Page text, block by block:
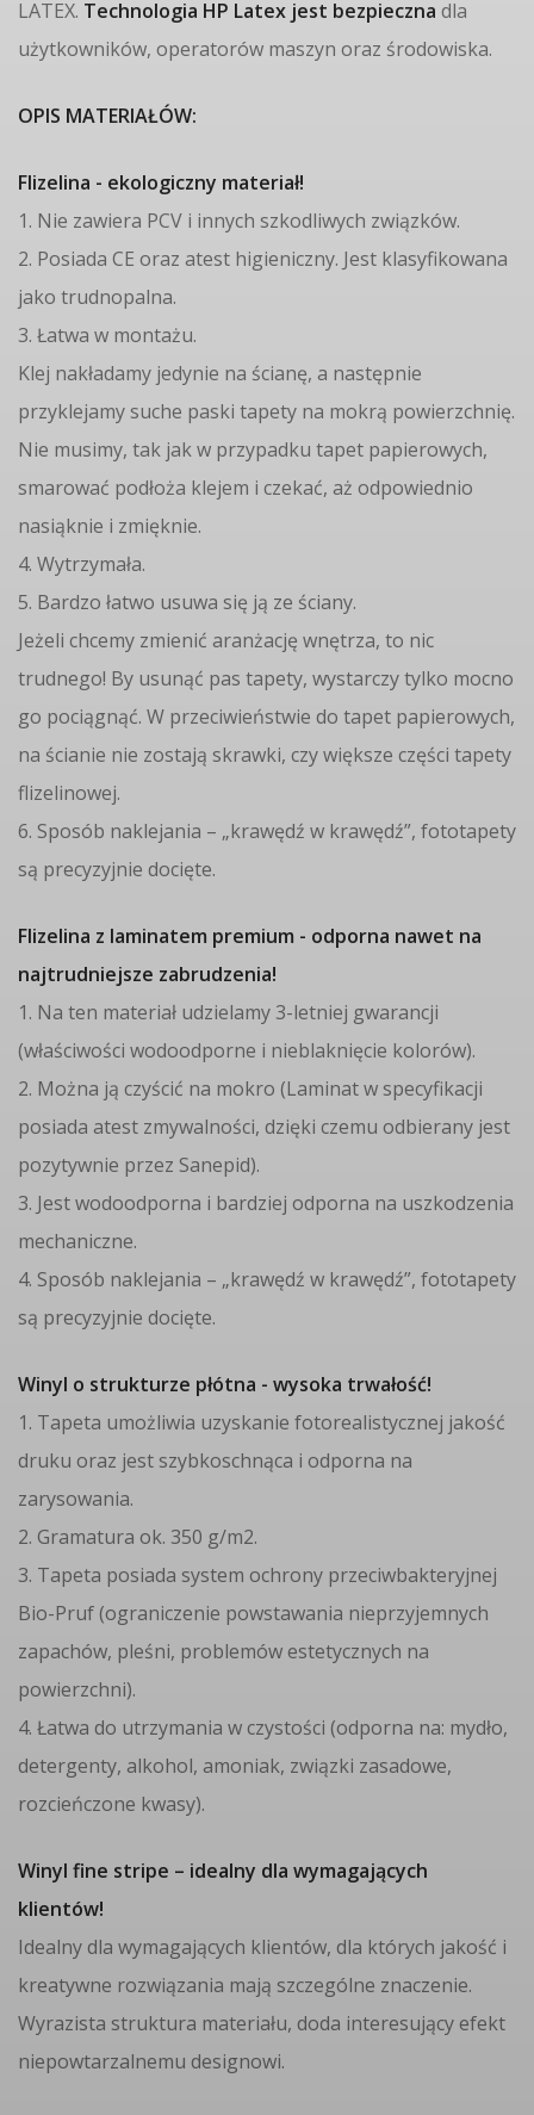
LATEX. Technologia HP Latex jest bezpieczna dla
użytkowników, operatorów maszyn oraz środowiska.
OPIS MATERIAŁÓW:
Flizelina - ekologiczny materiał!
1. Nie zawiera PCV i innych szkodliwych związków.
2. Posiada CE oraz atest higieniczny. Jest klasyfikowana
jako trudnopalna.
3. Łatwa w montażu.
Klej nakładamy jedynie na ścianę, a następnie
przyklejamy suche paski tapety na mokrą powierzchnię.
Nie musimy, tak jak w przypadku tapet papierowych,
smarować podłoża klejem i czekać, aż odpowiednio
nasiąknie i zmięknie.
4. Wytrzymała.
5. Bardzo łatwo usuwa się ją ze ściany.
Jeżeli chcemy zmienić aranżację wnętrza, to nic
trudnego! By usunąć pas tapety, wystarczy tylko mocno
go pociągnąć. W przeciwieństwie do tapet papierowych,
na ścianie nie zostają skrawki, czy większe części tapety
flizelinowej.
6. Sposób naklejania – „krawędź w krawędź”, fototapety
są precyzyjnie docięte.
Flizelina z laminatem premium - odporna nawet na
najtrudniejsze zabrudzenia!
1. Na ten materiał udzielamy 3-letniej gwarancji
(właściwości wodoodporne i nieblaknięcie kolorów).
2. Można ją czyścić na mokro (Laminat w specyfikacji
posiada atest zmywalności, dzięki czemu odbierany jest
pozytywnie przez Sanepid).
3. Jest wodoodporna i bardziej odporna na uszkodzenia
mechaniczne.
4. Sposób naklejania – „krawędź w krawędź”, fototapety
są precyzyjnie docięte.
Winyl o strukturze płótna - wysoka trwałość!
1. Tapeta umożliwia uzyskanie fotorealistycznej jakość
druku oraz jest szybkoschnąca i odporna na
zarysowania.
2. Gramatura ok. 350 g/m2.
3. Tapeta posiada system ochrony przeciwbakteryjnej
Bio-Pruf (ograniczenie powstawania nieprzyjemnych
zapachów, pleśni, problemów estetycznych na
powierzchni).
4. Łatwa do utrzymania w czystości (odporna na: mydło,
detergenty, alkohol, amoniak, związki zasadowe,
rozcieńczone kwasy).
Winyl fine stripe – idealny dla wymagających
klientów!
Idealny dla wymagających klientów, dla których jakość i
kreatywne rozwiązania mają szczególne znaczenie.
Wyrazista struktura materiału, doda interesujący efekt
niepowtarzalnemu designowi.